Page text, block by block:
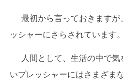
最初から言っておきますが
ッシャーにさらされています。
人間として、生活の中で
いプレッシャーにはさまざま